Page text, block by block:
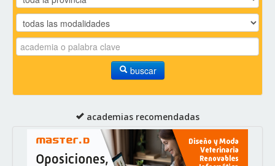
buscar
academias recomendadas